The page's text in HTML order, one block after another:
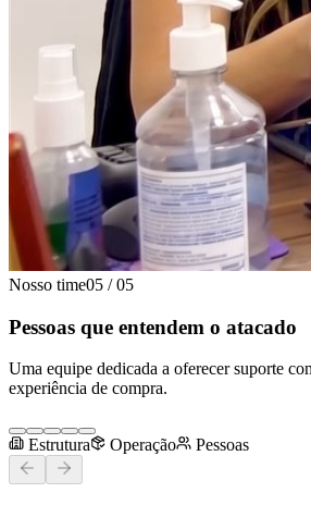
Nosso time05 / 05
Pessoas que entendem o atacado
Uma equipe dedicada a oferecer suporte
experiência de compra.
Estrutura Operação Pessoas